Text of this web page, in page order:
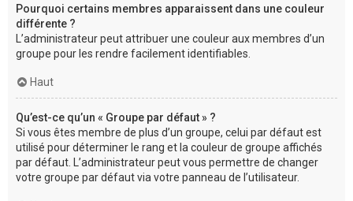
Pourquoi certains membres apparaissent dans une couleur
différente ?
L’administrateur peut attribuer une couleur aux membres d’un
groupe pour les rendre facilement identifiables.
Haut
Qu’est-ce qu’un « Groupe par défaut » ?
Si vous êtes membre de plus d’un groupe, celui par défaut est
utilisé pour déterminer le rang et la couleur de groupe affichés
par défaut. L’administrateur peut vous permettre de changer
votre groupe par défaut via votre panneau de l’utilisateur.